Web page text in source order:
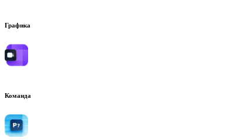
Графика
Команда